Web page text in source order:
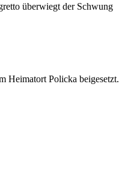
überwiegt der Schwung
Heimatort Policka beigesetzt.